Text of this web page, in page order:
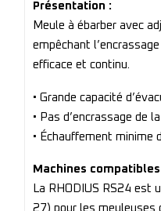
Présentation :
Meule à ébarber avec
empêchant
efficace et continu.
• Grande capacité
• Pas d’encrassage de
• Échauffement minime
Machines compatibles
La RHODIUS RS24 est
27) pour les meuleuses